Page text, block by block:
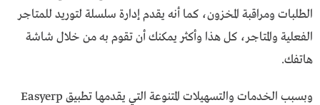
الطلبات ومراقبة المخزون، كما أنه يقدم إدارة سلسلة لتوريد للمتاجر
الفعلية والمتاجر، كل هذا وأكثر يمكنك أن تقوم به من خلال شاشة
هاتفك.
وبسبب الخدمات والتسهيلات المتنوعة التي يقدمها تطبيق Easyerp